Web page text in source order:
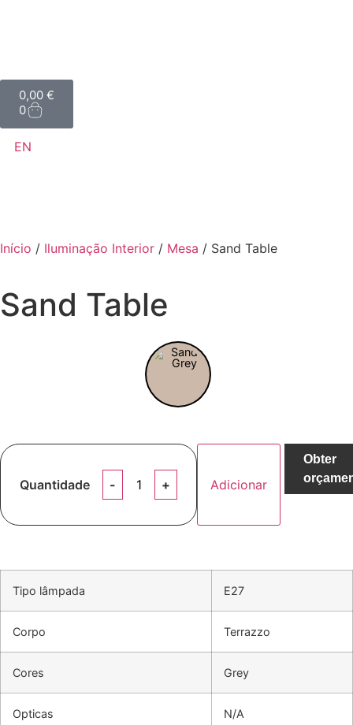
0,00 €
0
EN
Início / Iluminação Interior / Mesa / Sand Table
Sand Table
Quantidade Adicionar
Obter
Tipo lâmpada E27
Corpo Terrazzo
Cores Grey
Opticas N/A